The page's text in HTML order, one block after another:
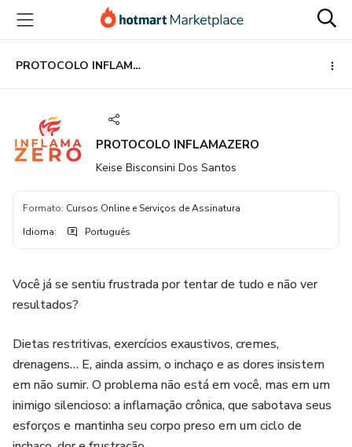
para
conteúdo
principal
para
pagamento
para
rodapé
PROTOCOLO INFLAMAZERO
PROTOCOLO INFLAMAZERO
Keise Bisconsini Dos Santos
Formato: Cursos Online e Serviços de Assinatura
Idioma: Português
Você já se sentiu frustrada por tentar de tudo e não ver
resultados?
Dietas restritivas, exercícios exaustivos, cremes,
drenagens… E, ainda assim, o inchaço e as dores insistem
em não sumir. O problema não está em você, mas em um
inimigo silencioso: a inflamação crônica, que sabotava seus
esforços e mantinha seu corpo preso em um ciclo de